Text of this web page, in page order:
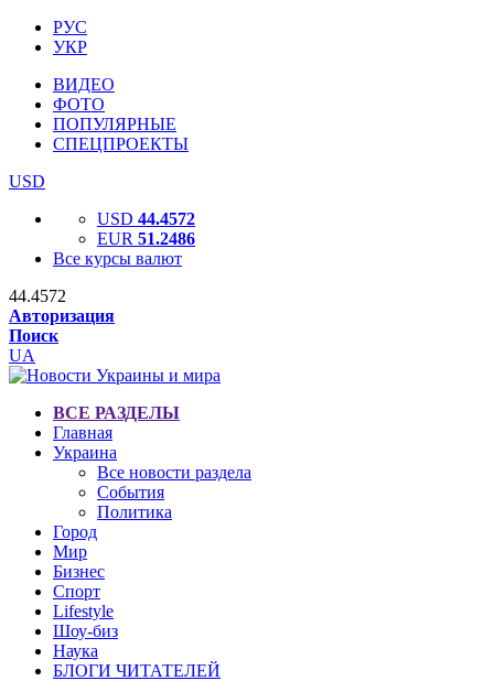
РУС
УКР
ВИДЕО
ФОТО
ПОПУЛЯРНЫЕ
СПЕЦПРОЕКТЫ
USD
USD 44.4572
EUR 51.2486
Все курсы валют
44.4572
Авторизация
Поиск
UA
ВСЕ РАЗДЕЛЫ
Главная
Украина
Все новости раздела
События
Политика
Город
Мир
Бизнес
Спорт
Lifestyle
Шоу-биз
Наука
БЛОГИ ЧИТАТЕЛЕЙ